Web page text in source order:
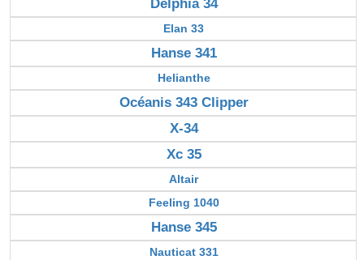
Delphia 34
Elan 33
Hanse 341
Helianthe
Océanis 343 Clipper
X-34
Xc 35
Altair
Feeling 1040
Hanse 345
Nauticat 331